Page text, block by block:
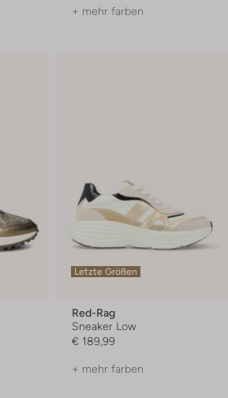
+ mehr farben
Letzte Größen
Red-Rag
Sneaker Low
€ 189,99
+ mehr farben